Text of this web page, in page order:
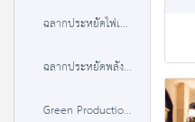
ฉลากประหยัดไฟเบอร์ 5 (9302)
ฉลากประหยัดพลังงานประสิทธิภาพสูง (3238)
Green Production (22)